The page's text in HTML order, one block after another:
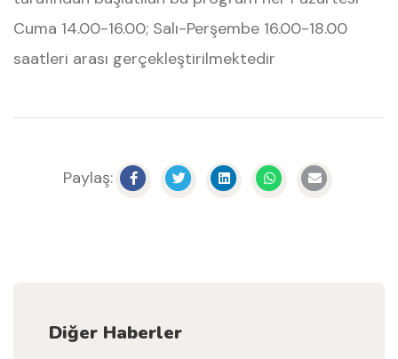
Cuma 14.00-16.00; Salı-Perşembe 16.00-18.00
saatleri arası gerçekleştirilmektedir
Paylaş:
Diğer Haberler